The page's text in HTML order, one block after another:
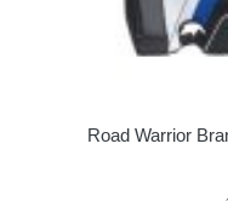
Road Warrior